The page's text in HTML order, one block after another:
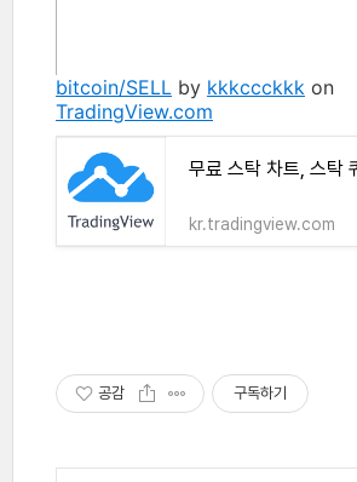
bitcoin/SELL by kkkccckkk on
TradingView.com
kr.tradingview.com
공감 구독하기